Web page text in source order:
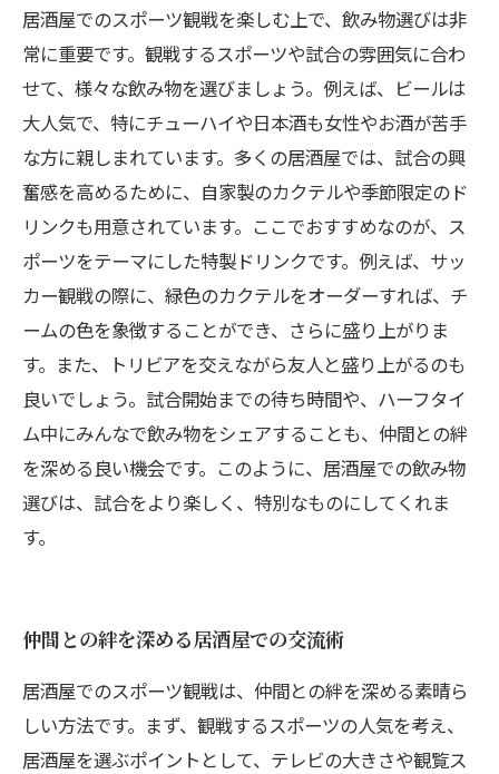
居酒屋でのスポーツ観戦を楽しむ上で、飲み物選びは非
常に重要です。観戦するスポーツや試合の雰囲気に合わ
せて、様々な飲み物を選びましょう。例えば、ビールは
大人気で、特にチューハイや日本酒も女性やお酒が苦手
な方に親しまれています。多くの居酒屋では、試合の興
奮感を高めるために、自家製のカクテルや季節限定のド
リンクも用意されています。ここでおすすめなのが、ス
ポーツをテーマにした特製ドリンクです。例えば、サッ
カー観戦の際に、緑色のカクテルをオーダーすれば、チ
ームの色を象徴することができ、さらに盛り上がりま
す。また、トリビアを交えながら友人と盛り上がるのも
良いでしょう。試合開始までの待ち時間や、ハーフタイ
ム中にみんなで飲み物をシェアすることも、仲間との絆
を深める良い機会です。このように、居酒屋での飲み物
選びは、試合をより楽しく、特別なものにしてくれま
す。
仲間との絆を深める居酒屋での交流術
居酒屋でのスポーツ観戦は、仲間との絆を深める素晴ら
しい方法です。まず、観戦するスポーツの人気を考え、
居酒屋を選ぶポイントとして、テレビの大きさや観覧ス